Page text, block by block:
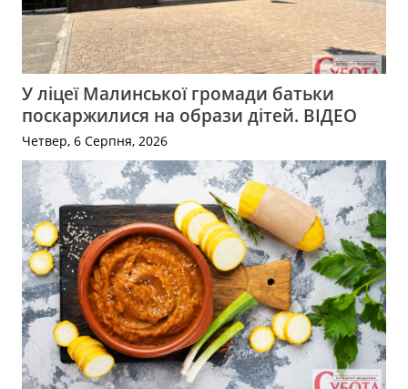
У ліцеї Малинської громади батьки
поскаржилися на образи дітей. ВІДЕО
Четвер, 6 Серпня, 2026